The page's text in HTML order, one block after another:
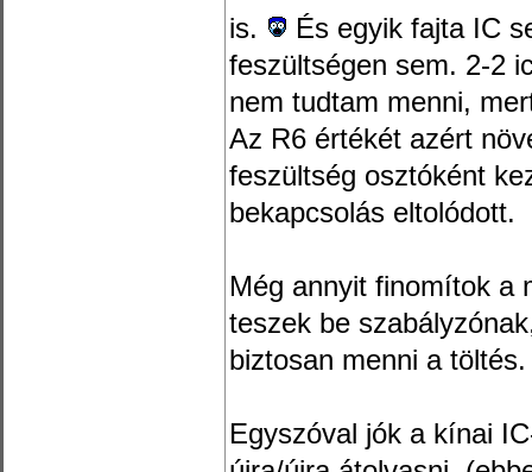
is.
És egyik fajta IC
feszültségen sem. 2-2
nem tudtam menni,
Az R6 értékét azért
feszültség osztóként
bekapcsolás eltolódott.
Még annyit finomítok a
teszek be
biztosan menni a töltés.
Egyszóval jók a kínai